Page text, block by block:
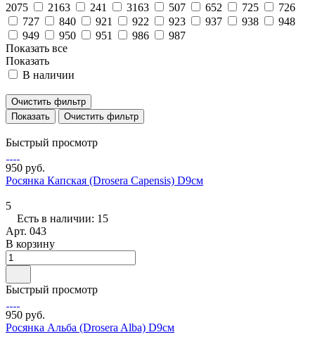
2075
2163 241 3163 507 652 725
726
727
840 921 922 923 937 938
948
949
950 951 986
987
Показать все
Показать
В наличии
Очистить фильтр
Очистить фильтр
Быстрый просмотр
950 руб.
Росянка Капская (Drosera Capensis) D9см
5
Есть в наличии: 15
Арт. 043
В корзину
Быстрый просмотр
950 руб.
Росянка Альба (Drosera Alba) D9см